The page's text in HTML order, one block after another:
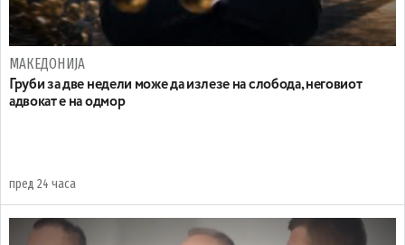
МАКЕДОНИЈА
Груби за две недели може да излезе на слобода, неговиот
адвокат е на одмор
пред 24 часа